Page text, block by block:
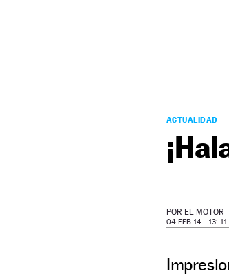
ACTUALIDAD
POR EL MOTOR
04 FEB 14 - 13: 11